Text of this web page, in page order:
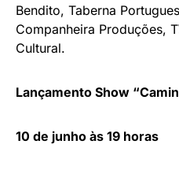
Bendito, Taberna
Companheira Produções,
Cultural.
Lançamento Show
10 de junho às 19 horas